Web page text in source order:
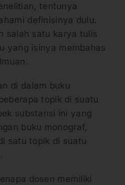
tentunya
definisinya dulu.
salah satu karya tulis
yang isinya membahas
di dalam buku
topik di suatu
substansi ini yang
buku monograf,
satu topik di suatu
dosen memiliki